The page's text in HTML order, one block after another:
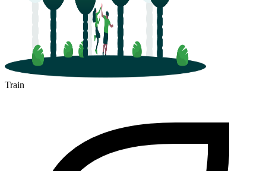
Train